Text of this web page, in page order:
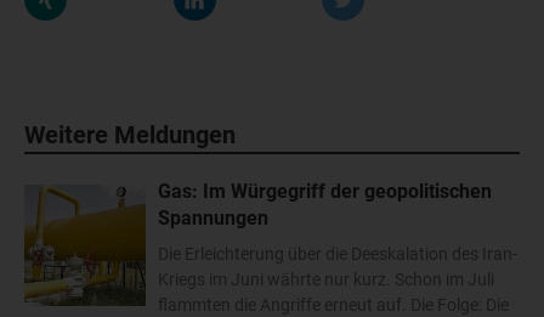
Weitere Meldungen
Gas: Im Würgegriff der geopolitischen
Spannungen
Die Erleichterung über die Deeskalation des Iran-
Kriegs im Juni währte nur kurz. Schon im Juli
flammten die Angriffe erneut auf. Die Folge: Die